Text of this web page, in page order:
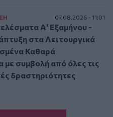
07.08.2026 - 11:01
Α' Εξαμήνου -
στα Λειτουργικά
Καθαρά
συμβολή από όλες τις
δραστηριότητες